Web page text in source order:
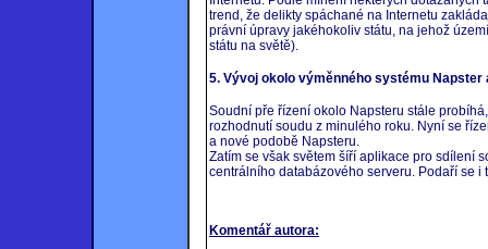
trend, že delikty spáchané na Internetu
právní úpravy jakéhokoliv státu, na jehož
státu na světě).
5. Vývoj okolo výměnného systému
Soudní pře řízení okolo Napsteru stále
rozhodnutí soudu z minulého roku. Nyní se
a nové podobě Napsteru.
Zatím se však světem šíří aplikace pro sdílení
centrálního databázového serveru. Podaří se i
Komentář autora: